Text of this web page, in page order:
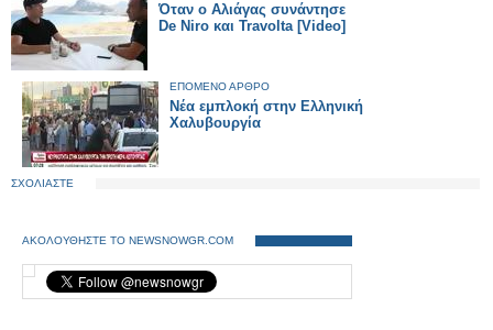
Όταν ο Αλιάγας συνάντησε
De Niro και Travolta [Video]
ΕΠΟΜΕΝΟ ΑΡΘΡΟ
Νέα εμπλοκή στην Ελληνική
Χαλυβουργία
ΣΧΟΛΙΑΣΤΕ
ΑΚΟΛΟΥΘΗΣΤΕ ΤΟ NEWSNOWGR.COM